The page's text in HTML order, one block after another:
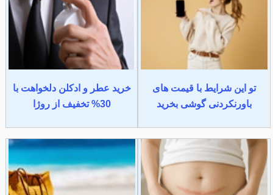
تو این شرایط با قیمت های
باورنکردنی گوشی بخرید
خرید عطر و ادکلن دلخواهت با
30% تخفیف از روژا